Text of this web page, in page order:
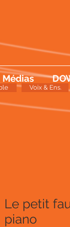
Médias
Voix & Ens.
Le petit
piano